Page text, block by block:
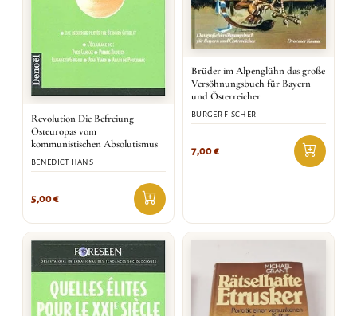
Revolution Die Befreiung
Osteuropas vom
kommunistischen Absolutismus
BENEDICT HANS
5,00€
Brüder im Alpenglühn das große
Versöhnungsbuch für Bayern
und Österreicher
BURGER FISCHER
7,00€